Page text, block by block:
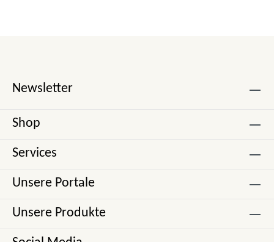
Newsletter
Shop
Services
Unsere Portale
Unsere Produkte